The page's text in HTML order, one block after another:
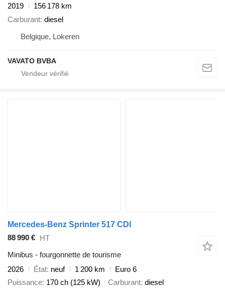
2019
156 178 km
Carburant diesel
Belgique, Lokeren
VAVATO BVBA
Mercedes-Benz Sprinter 517 CDI
88 990 € HT
Minibus - fourgonnette de tourisme
2026
État neuf 1 200 km
Euro 6
Puissance 170 ch (125 kW) Carburant diesel